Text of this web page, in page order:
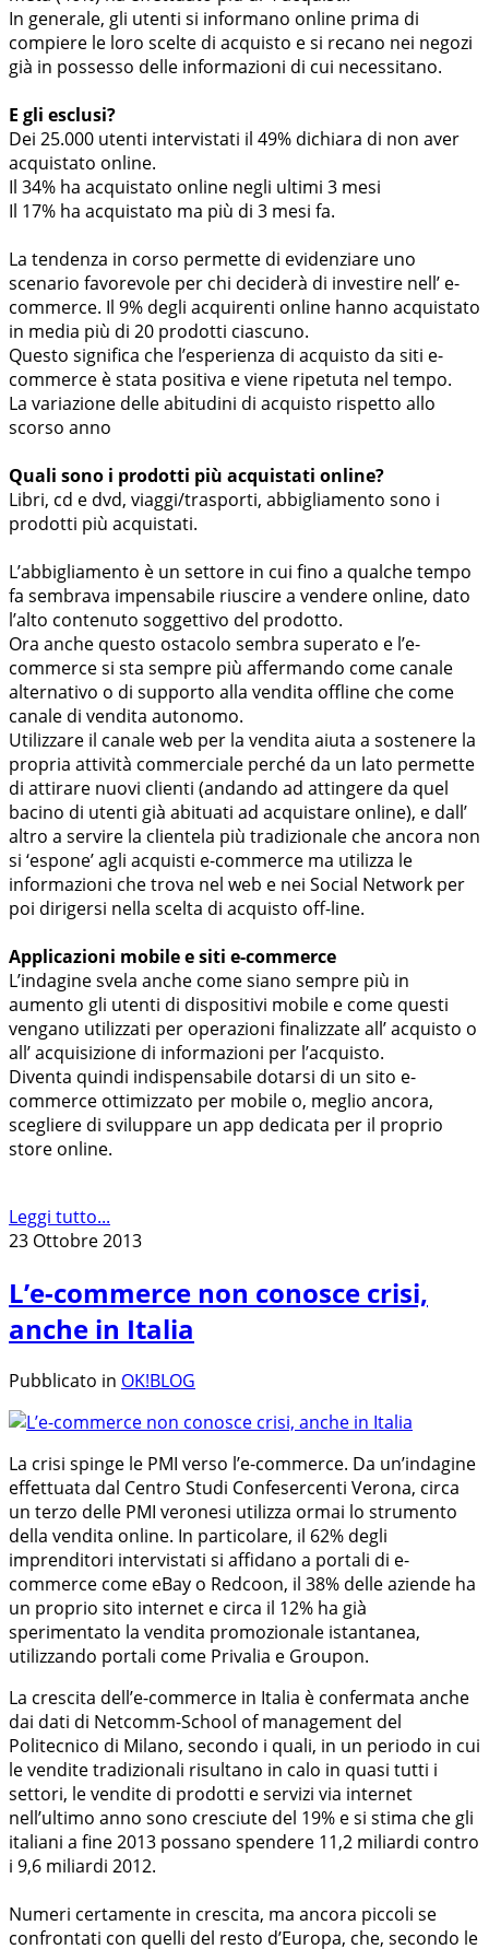
In generale, gli utenti si informano online prima di
compiere le loro scelte di acquisto e si recano nei negozi
già in possesso delle informazioni di cui necessitano.
E gli esclusi?
Dei 25.000 utenti intervistati il 49% dichiara di non aver
acquistato online.
Il 34% ha acquistato online negli ultimi 3 mesi
Il 17% ha acquistato ma più di 3 mesi fa.
La tendenza in corso permette di evidenziare uno
scenario favorevole per chi deciderà di investire nell’ e-
commerce. Il 9% degli acquirenti online hanno acquistato
in media più di 20 prodotti ciascuno.
Questo significa che l’esperienza di acquisto da siti e-
commerce è stata positiva e viene ripetuta nel tempo.
La variazione delle abitudini di acquisto rispetto allo
scorso anno
Quali sono i prodotti più acquistati online?
Libri, cd e dvd, viaggi/trasporti, abbigliamento sono i
prodotti più acquistati.
L’abbigliamento è un settore in cui fino a qualche tempo
fa sembrava impensabile riuscire a vendere online, dato
l’alto contenuto soggettivo del prodotto.
Ora anche questo ostacolo sembra superato e l’e-
commerce si sta sempre più affermando come canale
alternativo o di supporto alla vendita offline che come
canale di vendita autonomo.
Utilizzare il canale web per la vendita aiuta a sostenere la
propria attività commerciale perché da un lato permette
di attirare nuovi clienti (andando ad attingere da quel
bacino di utenti già abituati ad acquistare online), e dall’
altro a servire la clientela più tradizionale che ancora non
si ‘espone’ agli acquisti e-commerce ma utilizza le
informazioni che trova nel web e nei Social Network per
poi dirigersi nella scelta di acquisto off-line.
Applicazioni mobile e siti e-commerce
L’indagine svela anche come siano sempre più in
aumento gli utenti di dispositivi mobile e come questi
vengano utilizzati per operazioni finalizzate all’ acquisto o
all’ acquisizione di informazioni per l’acquisto.
Diventa quindi indispensabile dotarsi di un sito e-
commerce ottimizzato per mobile o, meglio ancora,
scegliere di sviluppare un app dedicata per il proprio
store online.
Leggi tutto...
23 Ottobre 2013
L’e-commerce non conosce crisi,
anche in Italia
Pubblicato in OK!BLOG
La crisi spinge le PMI verso l’e-commerce. Da un’indagine
effettuata dal Centro Studi Confesercenti Verona, circa
un terzo delle PMI veronesi utilizza ormai lo strumento
della vendita online. In particolare, il 62% degli
imprenditori intervistati si affidano a portali di e-
commerce come eBay o Redcoon, il 38% delle aziende ha
un proprio sito internet e circa il 12% ha già
sperimentato la vendita promozionale istantanea,
utilizzando portali come Privalia e Groupon.
La crescita dell’e-commerce in Italia è confermata anche
dai dati di Netcomm-School of management del
Politecnico di Milano, secondo i quali, in un periodo in cui
le vendite tradizionali risultano in calo in quasi tutti i
settori, le vendite di prodotti e servizi via internet
nell’ultimo anno sono cresciute del 19% e si stima che gli
italiani a fine 2013 possano spendere 11,2 miliardi contro
i 9,6 miliardi 2012.
Numeri certamente in crescita, ma ancora piccoli se
confrontati con quelli del resto d’Europa, che, secondo le